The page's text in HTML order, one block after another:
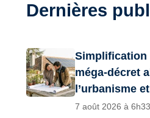
Dernières
Simplification
méga-décret
l’urbanisme
7 août 2026 à 6h33